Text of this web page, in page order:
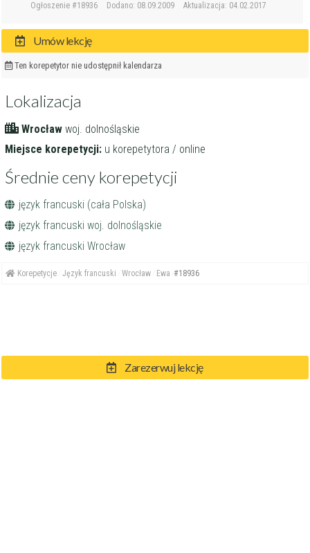
Zarezerwuj lekcję
Ogłoszenie #18936 Dodano: 08.09.2009 Aktualizacja: 04.02.2017
Umów lekcję
Ten korepetytor nie udostępnił kalendarza
Lokalizacja
Wrocław woj. dolnośląskie
Miejsce korepetycji: u korepetytora / online
Średnie ceny korepetycji
język francuski (cała Polska)
język francuski woj. dolnośląskie
język francuski Wrocław
Korepetycje Język francuski Wrocław Ewa #18936